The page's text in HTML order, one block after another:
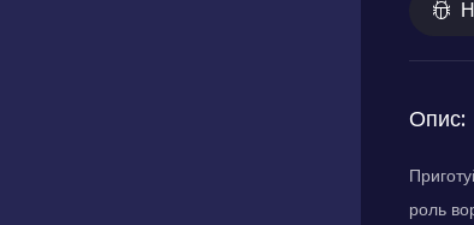
Опис:
роль